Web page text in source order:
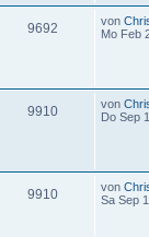
9692 von
Mo Feb
9910 von
Do Sep
9910 von
Sa Sep